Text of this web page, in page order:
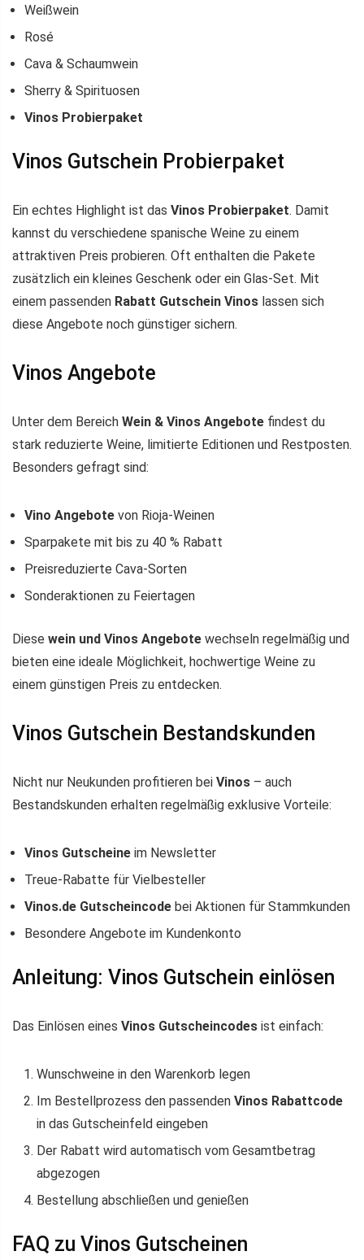
Weißwein
Rosé
Cava & Schaumwein
Sherry & Spirituosen
Vinos Probierpaket
Vinos Gutschein Probierpaket
Ein echtes Highlight ist das Vinos Probierpaket. Damit
kannst du verschiedene spanische Weine zu einem
attraktiven Preis probieren. Oft enthalten die Pakete
zusätzlich ein kleines Geschenk oder ein Glas-Set. Mit
einem passenden Rabatt Gutschein Vinos lassen sich
diese Angebote noch günstiger sichern.
Vinos Angebote
Unter dem Bereich Wein & Vinos Angebote findest du
stark reduzierte Weine, limitierte Editionen und Restposten.
Besonders gefragt sind:
Vino Angebote von Rioja-Weinen
Sparpakete mit bis zu 40 % Rabatt
Preisreduzierte Cava-Sorten
Sonderaktionen zu Feiertagen
Diese wein und Vinos Angebote wechseln regelmäßig und
bieten eine ideale Möglichkeit, hochwertige Weine zu
einem günstigen Preis zu entdecken.
Vinos Gutschein Bestandskunden
Nicht nur Neukunden profitieren bei Vinos – auch
Bestandskunden erhalten regelmäßig exklusive Vorteile:
Vinos Gutscheine im Newsletter
Treue-Rabatte für Vielbesteller
Vinos.de Gutscheincode bei Aktionen für Stammkunden
Besondere Angebote im Kundenkonto
Anleitung: Vinos Gutschein einlösen
Das Einlösen eines Vinos Gutscheincodes ist einfach:
Wunschweine in den Warenkorb legen
Im Bestellprozess den passenden Vinos Rabattcode
in das Gutscheinfeld eingeben
Der Rabatt wird automatisch vom Gesamtbetrag
abgezogen
Bestellung abschließen und genießen
FAQ zu Vinos Gutscheinen